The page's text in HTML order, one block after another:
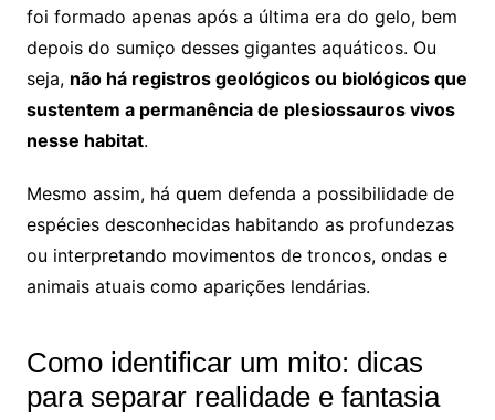
foi formado apenas após a última era do gelo, bem
depois do sumiço desses gigantes aquáticos. Ou
seja, não há registros geológicos ou biológicos que
sustentem a permanência de plesiossauros vivos
nesse habitat.
Mesmo assim, há quem defenda a possibilidade de
espécies desconhecidas habitando as profundezas
ou interpretando movimentos de troncos, ondas e
animais atuais como aparições lendárias.
Como identificar um mito: dicas
para separar realidade e fantasia